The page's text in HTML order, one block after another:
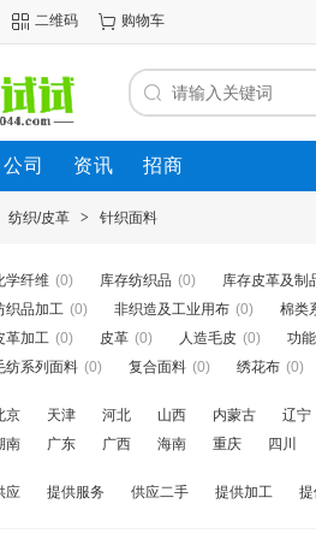
二维码 购物车
公司 资讯 招商
纺织/皮革 > 针织面料
学纤维 (0) 库存纺织品 (0)
库存皮革及制
织品加工 (0) 非织造及工业用布 (0)
棉类
革加工 (0) 皮革 (0) 人造毛皮 (0)
功
纺系列面料 (0) 复合面料 (0) 绣花布 (0)
京 天津 河北 山西 内蒙古
辽宁
南
广东 广西 海南 重庆 四川
应 提供服务 供应二手 提供加工